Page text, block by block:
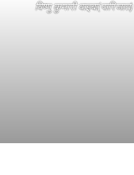
विष्णु कुमारी वाइबा(पारिजात)